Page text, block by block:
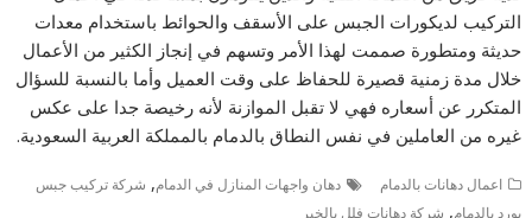
التركيب لديكورات الجبس على الأسقف والحوائط باستخدام معدات
حديثة ومتطورة صممت لهذا الأمر وتسهم في إنجاز الكثير من الأعمال
خلال مدة زمنية قصيرة للحفاظ على وقت العميل وأما بالنسبة للسؤال
المتكرر عن أسعاره فهي لا تقبل الموازنة لأنه رخيصة جدا على عكس
غيره من العاملين في نفس النطاق بالدمام بالمملكة العربية السعودية.
اعمال دهانات بالدمام دهان واجهات المنازل في الدمام, شركة تركيب جبس
بورد بالدمام, شركة دهانات فلل بالخبر